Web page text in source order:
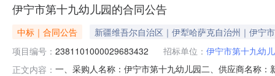
伊宁市第十九幼儿园的合同公告
中标｜合同公告
新疆维吾尔自治区｜伊犁哈萨克自治州｜伊宁市
项目编号： 2381101000029683432 招标单位： 伊宁市第十九幼
正文内容： 一、采购人名称：伊宁市第十九幼儿园二、供应商名称